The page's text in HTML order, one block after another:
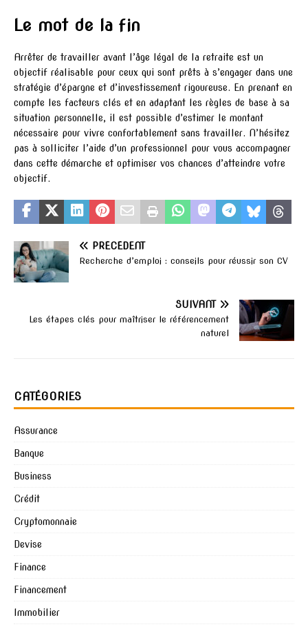
Le mot de la fin
Arrêter de travailler avant l’âge légal de la retraite est un
objectif réalisable pour ceux qui sont prêts à s’engager dans une
stratégie d’épargne et d’investissement rigoureuse. En prenant en
compte les facteurs clés et en adaptant les règles de base à sa
situation personnelle, il est possible d’estimer le montant
nécessaire pour vivre confortablement sans travailler. N’hésitez
pas à solliciter l’aide d’un professionnel pour vous accompagner
dans cette démarche et optimiser vos chances d’atteindre votre
objectif.
PRÉCÉDENT
Recherche d’emploi : conseils pour réussir son CV
SUIVANT
Les étapes clés pour maîtriser le référencement
naturel
CATÉGORIES
Assurance
Banque
Business
Crédit
Cryptomonnaie
Devise
Finance
Financement
Immobilier